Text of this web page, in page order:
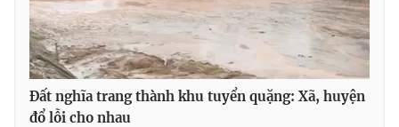
VTV Money VTV Thể thao
VTV Sức khoẻ Bất động sản
Đất nghĩa trang thành khu tuyển quặng: Xã, huyện
đổ lỗi cho nhau